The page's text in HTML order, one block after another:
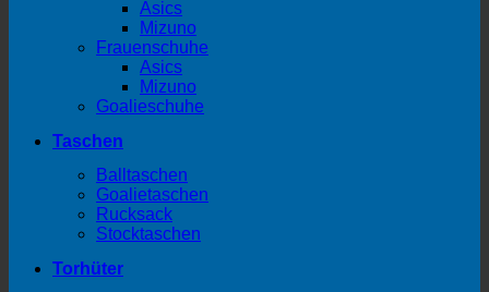
Asics
Mizuno
Frauenschuhe
Asics
Mizuno
Goalieschuhe
Taschen
Balltaschen
Goalietaschen
Rucksack
Stocktaschen
Torhüter